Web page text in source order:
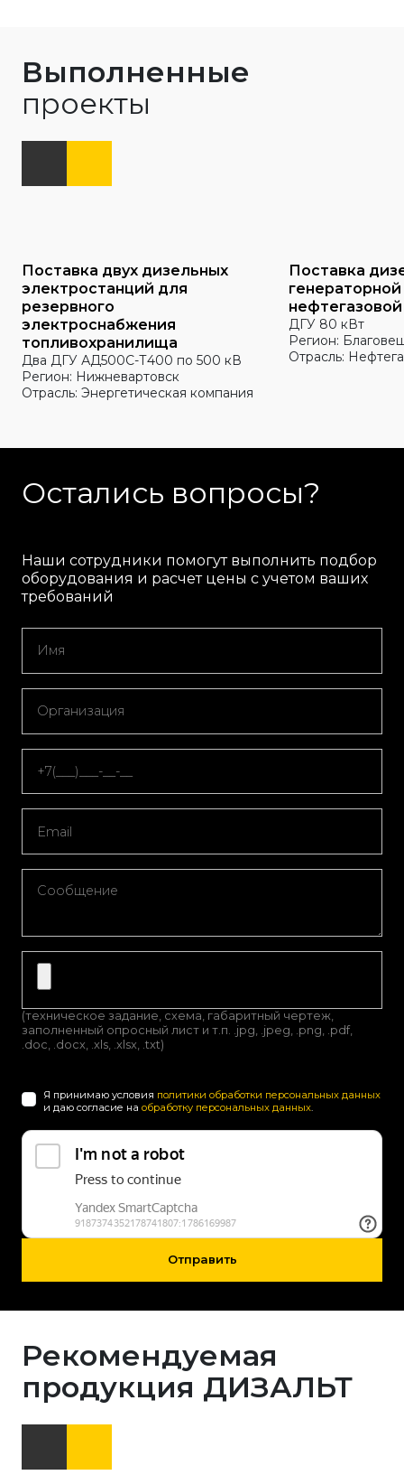
Выполненные
проекты
Поставка двух дизельных
электростанций для
резервного
электроснабжения
топливохранилища
Два ДГУ АД500С-Т400 по 500 кВ
Регион: Нижневартовск
Отрасль: Энергетическая компания
Поставка
ДГУ 80 кВт
Регион:
Отрасль:
Остались вопросы?
Наши сотрудники помогут выполнить подбор
оборудования и расчет цены с учетом ваших
требований
(техническое задание, схема, габаритный чертеж,
заполненный опросный лист и т.п. .jpg, .jpeg, .png, .pdf,
.doc, .docx, .xls, .xlsx, .txt)
Я принимаю условия политики обработки персональных данных
и даю согласие на обработку персональных данных
Отправить
Рекомендуемая
продукция ДИЗАЛЬТ